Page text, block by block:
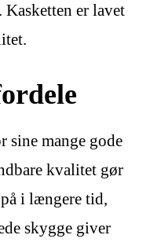
er lavet
sine mange gode
kvalitet gør
i længere tid,
skygge giver